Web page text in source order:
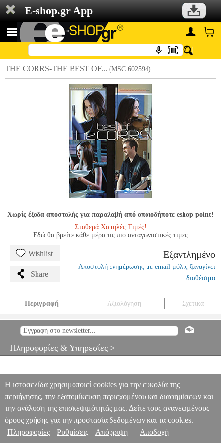
E-shop.gr App
THE CORRS-THE BEST OF... (MSC.602594)
Χωρίς έξοδα αποστολής για παραλαβή από οποιοδήποτε eshop point!
Σταθερά Χαμηλές Τιμές!
Εδώ θα βρείτε κάθε μέρα τις πιο ανταγωνιστικές τιμές
Wishlist
Share
Εξαντλημένο
Αποστολή ενημέρωσης με email μόλις ξαναγίνει
διαθέσιμο
Περιγραφή Αξιολόγηση Σχετικά
SALES MUSIC SALES ΜΟΥΣΙΚΑ ΒΙΒΛΙΑ ΞΕΝΗ ΜΟΥΣΙΚΗ
0
Πληροφορίες & Υπηρεσίες >
Η ιστοσελίδα χρησιμοποιεί cookies για την ευκολία της
περιήγησης, την εξατομίκευση περιεχομένου και διαφημίσεων και
την ανάλυση της επισκεψιμότητάς μας. Δείτε τους ανανεωμένους
όρους χρήσης για την προστασία δεδομένων και τα cookies.
Πληροφορίες
Ρυθμίσεις Απόρριψη Αποδοχή